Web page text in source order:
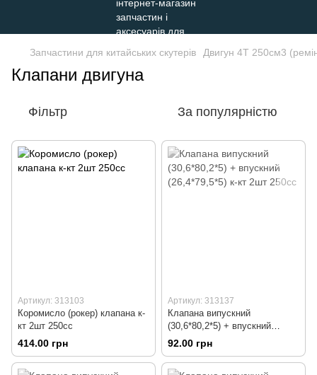
Запчастини для китайських скутерів Двигун 4Т 250см3
Клапани двигуна
Фільтр За популярністю
Артикул: 313103
Коромисло (рокер) клапана к-
кт 2шт 250cc
414.00 грн
Артикул: 313137
Клапана випускний
(30,6*80,2*5) + впускний
(26,4*79,5*5) к-кт 2шт 250сс
92.00 грн